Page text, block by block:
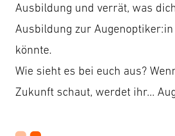
Ausbildung und verrät, was
Ausbildung zur
könnte.
Wie sieht es bei euch aus?
Zukunft schaut, werdet ihr…